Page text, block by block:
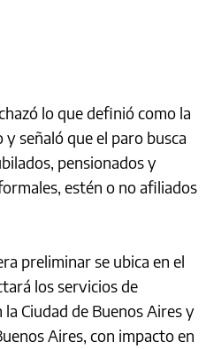
lo que definió como la
señaló que el paro busca
pensionados y
estén o no afiliados
preliminar se ubica en el
los servicios de
Ciudad de Buenos Aires y
Aires, con impacto en